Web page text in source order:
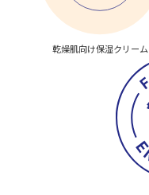
乾燥肌向け保湿クリーム